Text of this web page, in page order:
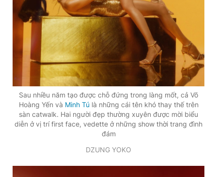
Sau nhiều năm tạo được chỗ đứng trong làng mốt, cả Võ
Hoàng Yến và Minh Tú là những cái tên khó thay thế trên
sàn catwalk. Hai người đẹp thường xuyên được mời biểu
diễn ở vị trí first face, vedette ở những show thời trang đình
đám
DZUNG YOKO